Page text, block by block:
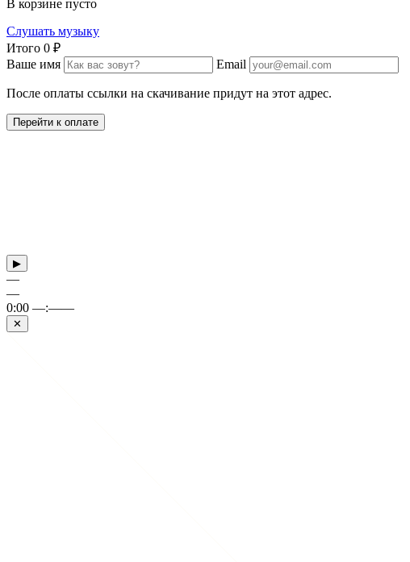
В корзине пусто
Слушать музыку
Итого 0 ₽
Ваше имя
Email
После оплаты ссылки на скачивание придут на этот адрес.
Перейти к оплате
▶
—
—
0:00 —:——
✕